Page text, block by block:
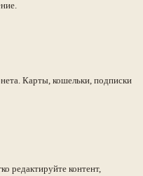
Карты, кошельки, подписки
редактируйте контент,